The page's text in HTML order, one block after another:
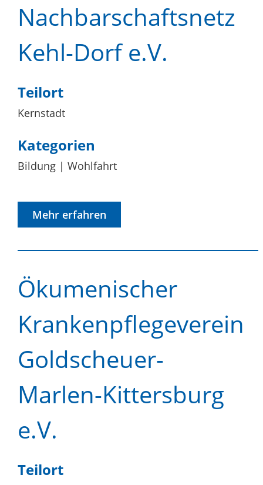
Nachbarschaftsnetz
Kehl-Dorf e.V.
Teilort
Kernstadt
Kategorien
Bildung Wohlfahrt
Mehr erfahren
Ökumenischer
Krankenpflegeverein
Goldscheuer-
Marlen-Kittersburg
e.V.
Teilort